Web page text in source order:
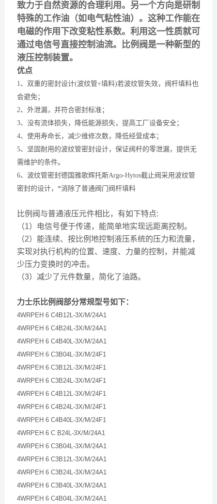
致力于自然资源的合理利用。另一个方向是研制
特殊的工作油（如电气粘性油）。这种工作能在
电磁的作用下改变粘性系数。利用这一性质就可
通过电信号直接控制油流。比例阀是一种新型的
液压控制装置。
优点
1、双重的密封设计(波纹管+填料)若波纹管失效，阀杆填料也
会避免；
2、外泄漏，并符合密封标准；
3、没有流体损失，降低能源损失，提高工厂设备安全；
4、使用寿命长，减少维修次数，降低经营成本；
5、坚固耐用的波纹管密封设计，保证阀杆的零泄漏，提供无
需维护的条件。
6、波纹管密封德国雅歌辉托斯Argo-Hytos截止阀采用波纹管
密封的设计，*消除了普通阀门阀杆填料
比例阀与普通液压元件相比，有如下特点:
（1）电信号便于传递，能简单地实现远距离控制。
（2）能连续、按比例地控制液压系统的压力和流量，
实现对执行机构的位置、速度、力量的控制，并能减
少压力变换时的冲击。
（3）减少了元件数量，简化了油路。
力士乐比例阀部分常规型号如下：
4WRPEH 6 C4B12L-3X/M/24A1
4WRPEH 6 C4B24L-3X/M/24A1
4WRPEH 6 C4B40L-3X/M/24A1
4WRPEH 6 C3B04L-3X/M/24F1
4WRPEH 6 C3B12L-3X/M/24F1
4WRPEH 6 C3B24L-3X/M/24F1
4WRPEH 6 C4B12L-3X/M/24F1
4WRPEH 6 C4B24L-3X/M/24F1
4WRPEH 6 C4B40L-3X/M/24F1
4WRPEH 6 C B24L-3X/M/24A1
4WRPEH 6 C3B04L-3X/M/24A1
4WRPEH 6 C3B12L-3X/M/24A1
4WRPEH 6 C3B24L-3X/M/24A1
4WRPEH 6 C3B40L-3X/M/24A1
4WRPEH 6 C4B04L-3X/M/24A1